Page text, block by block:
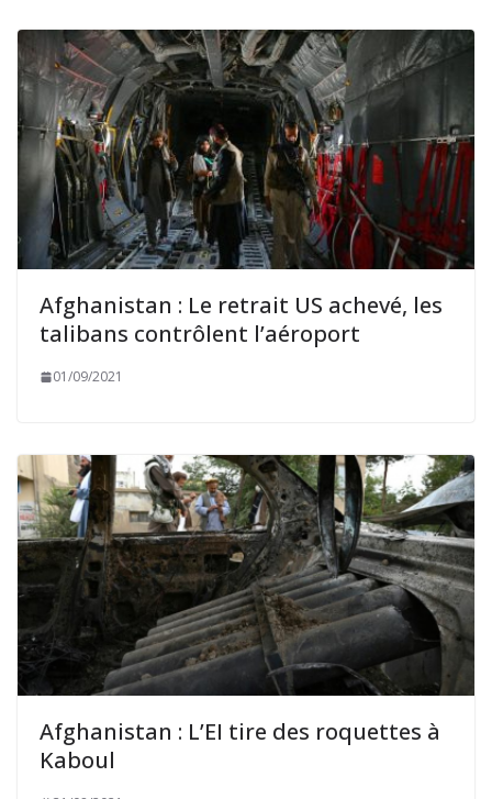
Afghanistan : Le retrait US achevé, les
talibans contrôlent l’aéroport
01/09/2021
Afghanistan : L’EI tire des roquettes à
Kaboul